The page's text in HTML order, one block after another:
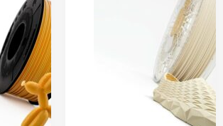
com
em 5
base
de
20,79